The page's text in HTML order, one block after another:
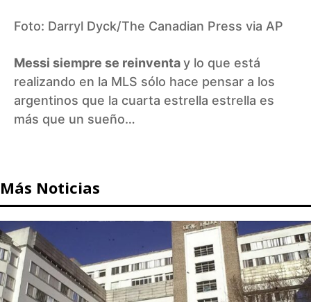
Foto: Darryl Dyck/The Canadian Press via AP
Messi siempre se reinventay lo que está
realizando en la MLS sólo hace pensar a los
argentinos que la cuarta estrella estrella es
más que un sueño…
Más Noticias